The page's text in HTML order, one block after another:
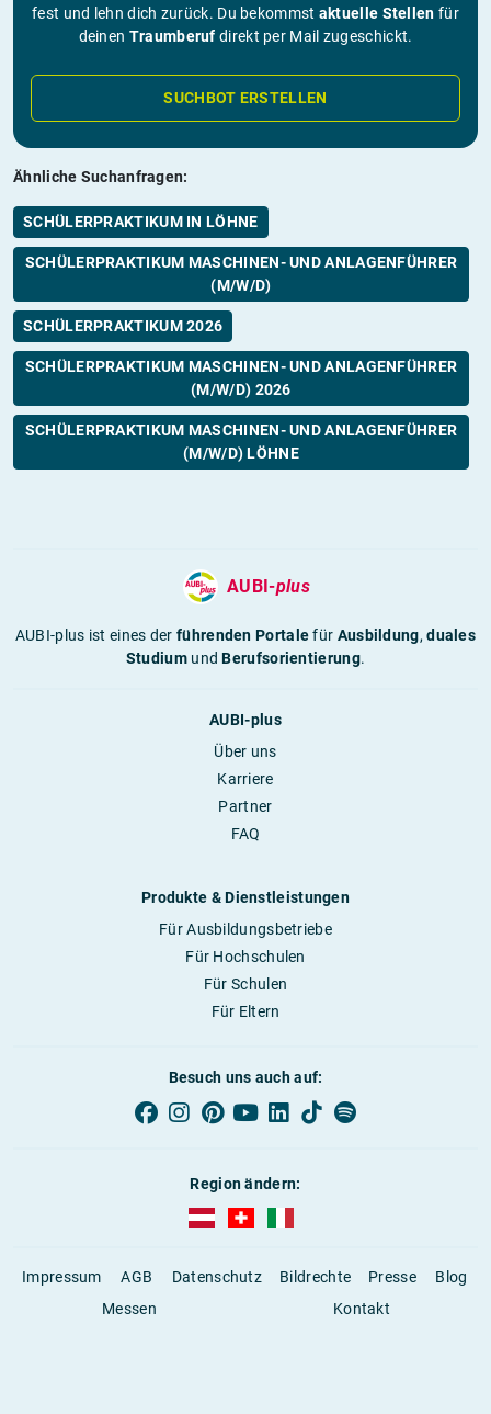
fest und lehn dich zurück. Du bekommst aktuelle Stellen für
deinen Traumberuf direkt per Mail zugeschickt.
SUCHBOT ERSTELLEN
Ähnliche Suchanfragen:
SCHÜLERPRAKTIKUM IN LÖHNE
SCHÜLERPRAKTIKUM MASCHINEN- UND ANLAGENFÜHRER
(M/W/D)
SCHÜLERPRAKTIKUM 2026
SCHÜLERPRAKTIKUM MASCHINEN- UND ANLAGENFÜHRER
(M/W/D) 2026
SCHÜLERPRAKTIKUM MASCHINEN- UND ANLAGENFÜHRER
(M/W/D) LÖHNE
AUBI-plus
AUBI-plus ist eines derführenden Portalefür Ausbildung,duales
StudiumundBerufsorientierung.
AUBI-plus
Über uns
Karriere
Partner
FAQ
Produkte & Dienstleistungen
Für Ausbildungsbetriebe
Für Hochschulen
Für Schulen
Für Eltern
Besuch uns auch auf:
Region ändern:
AUBI-plus Österreich (deutsch)
AUBI-plus Schweiz (deutsch)
AUBI-plus Italien (deutsch)
Impressum AGB Datenschutz Bildrechte Presse
Blog
Messen
Kontakt